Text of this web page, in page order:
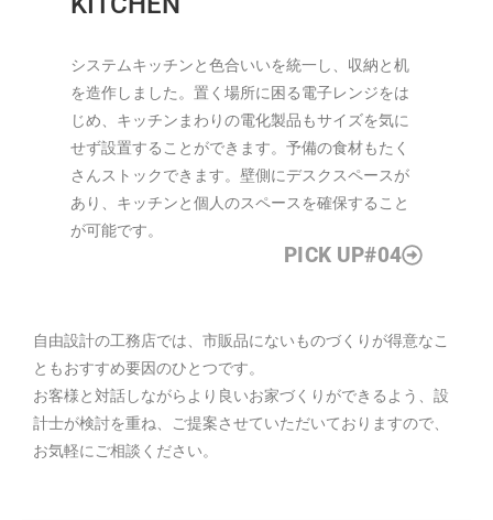
システムキッチンと色合いいを統一し、収納と机
を造作しました。置く場所に困る電子レンジをは
じめ、キッチンまわりの電化製品もサイズを気に
せず設置することができます。予備の食材もたく
さんストックできます。壁側にデスクスペースが
あり、キッチンと個人のスペースを確保すること
が可能です。
PICK UP#04
自由設計の工務店では、市販品にないものづくりが得意なこ
ともおすすめ要因のひとつです。
お客様と対話しながらより良いお家づくりができるよう、設
計士が検討を重ね、ご提案させていただいておりますので、
お気軽にご相談ください。